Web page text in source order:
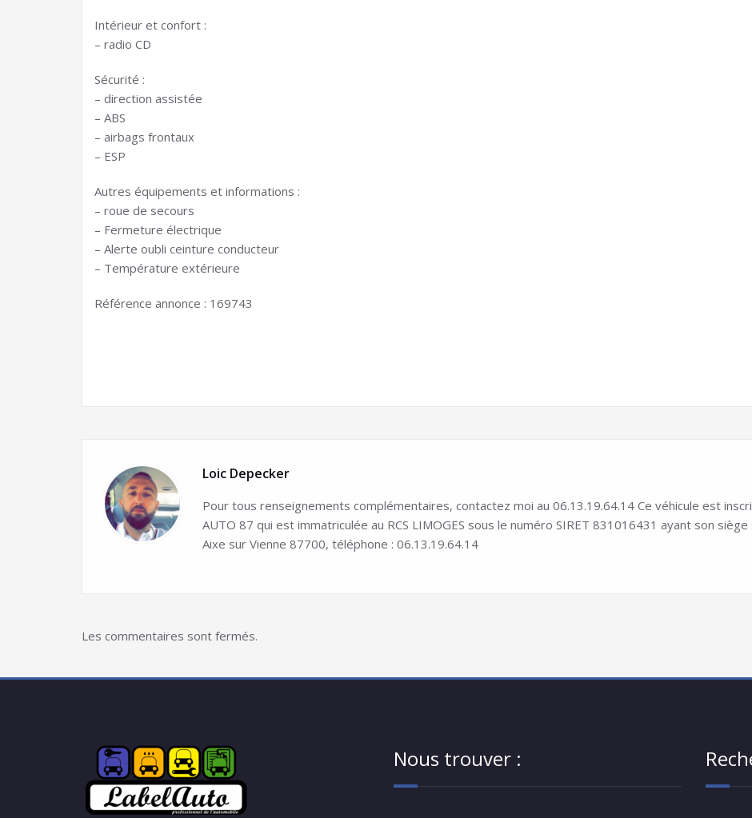
Intérieur et confort :
– radio CD
Sécurité :
– direction assistée
– ABS
– airbags frontaux
– ESP
Autres équipements et informations :
– roue de secours
– Fermeture électrique
– Alerte oubli ceinture conducteur
– Température extérieure
Référence annonce : 169743
Loic Depecker
Pour tous renseignements complémentaires, contactez moi au 06.13.19.64.14 Ce véhicule est
AUTO 87 qui est immatriculée au RCS LIMOGES sous le numéro SIRET 831016431 ayant son
Aixe sur Vienne 87700, téléphone : 06.13.19.64.14
Les commentaires sont fermés.
Nous trouver :